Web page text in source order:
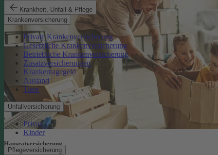
Krankheit, Unfall & Pflege
Krankenversicherung
Private Krankenversicherung
Gesetzliche Krankenversicherung
Betriebliche Krankenversicherung
Zusatzversicherungen
Krankentagegeld
Ausland
Tiere
Unfallversicherung
Privat
Kinder
Pflegeversicherung
Hausratversicherung